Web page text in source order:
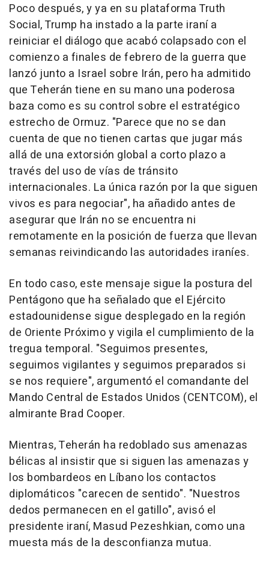
Poco después, y ya en su plataforma Truth
Social, Trump ha instado a la parte iraní a
reiniciar el diálogo que acabó colapsado con el
comienzo a finales de febrero de la guerra que
lanzó junto a Israel sobre Irán, pero ha admitido
que Teherán tiene en su mano una poderosa
baza como es su control sobre el estratégico
estrecho de Ormuz. "Parece que no se dan
cuenta de que no tienen cartas que jugar más
allá de una extorsión global a corto plazo a
través del uso de vías de tránsito
internacionales. La única razón por la que siguen
vivos es para negociar", ha añadido antes de
asegurar que Irán no se encuentra ni
remotamente en la posición de fuerza que llevan
semanas reivindicando las autoridades iraníes.
En todo caso, este mensaje sigue la postura del
Pentágono que ha señalado que el Ejército
estadounidense sigue desplegado en la región
de Oriente Próximo y vigila el cumplimiento de la
tregua temporal. "Seguimos presentes,
seguimos vigilantes y seguimos preparados si
se nos requiere", argumentó el comandante del
Mando Central de Estados Unidos (CENTCOM), el
almirante Brad Cooper.
Mientras, Teherán ha redoblado sus amenazas
bélicas al insistir que si siguen las amenazas y
los bombardeos en Líbano los contactos
diplomáticos "carecen de sentido". "Nuestros
dedos permanecen en el gatillo", avisó el
presidente iraní, Masud Pezeshkian, como una
muesta más de la desconfianza mutua.